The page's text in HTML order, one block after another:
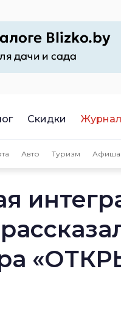
Скидки Журнал
Авто Туризм Афиша